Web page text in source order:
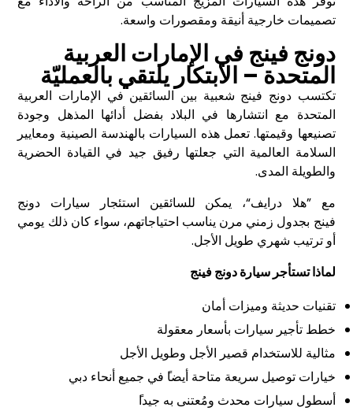
تصميمات خارجية أنيقة ومقصورات واسعة.
دونج فينج في الإمارات العربية
المتحدة – الابتكار يلتقي بالعمليّة
تكتسبدونج فينج شعبية بين السائقين في الإمارات العربية
المتحدة مع انتشارها في البلاد بفضل أدائها المذهل وجودة
تصنيعها وقيمتها. تعمل هذه السيارات بالهندسة الصينية ومعايير
السلامة العالمية التي جعلتها رفيق جيد في القيادة الحضرية
والطويلة المدى.
مع ”هلا درايف“، يمكن للسائقين استئجار سيارات دونج
فينج بجدول زمني مرن يناسب احتياجاتهم، سواء كان ذلك يومي
أو ترتيب شهري طويل الأجل.
لماذا تستأجر سيارةدونج فينج
تقنيات حديثة وميزات أمان
خططتأجير سيارات بأسعار معقولة
مثالية للاستخدام قصير الأجل وطويل الأجل
خيارات توصيل سريعة متاحة أيضا في جميع أنحاء دبي
أسطول سيارات محدث ومُعتنى به جيدا